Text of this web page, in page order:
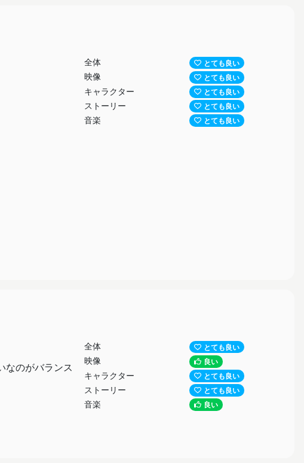
全体 とても良い
映像 とても良い
キャラクター とても良い
ストーリー とても良い
音楽 とても良い
全体 とても良い
映像 良い
キャラクター とても良い
ストーリー とても良い
音楽 良い
なのがバランス